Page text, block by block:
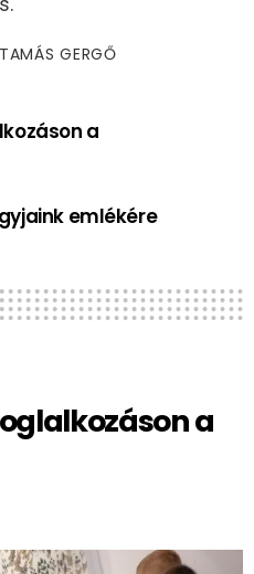
GERGŐ
a
emlékére
a